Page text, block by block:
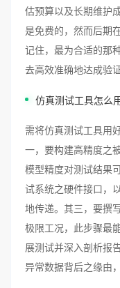
估预算以及长期维护
是免费的，然而后期
记住，最为合适的那
去高效准确地达成验
仿真测试工具怎么
需将仿真测试工具用
一，要构建高精度之
模型精度对测试结果
试系统之硬件接口，
地传递。其三，要撰
极限工况，此步骤最
展测试并深入剖析报
异常数据背后之缘由